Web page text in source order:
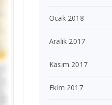
Ocak 2018
Aralık 2017
Kasım 2017
Ekim 2017